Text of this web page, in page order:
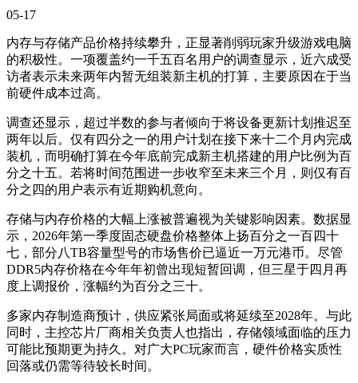
05-17
内存与存储产品价格持续攀升，正显著削弱玩家升级游戏电脑
的积极性。一项覆盖约一千五百名用户的调查显示，近六成受
访者表示未来两年内暂无组装新主机的打算，主要原因在于当
前硬件成本过高。
调查还显示，超过半数的参与者倾向于将设备更新计划推迟至
两年以后。仅有四分之一的用户计划在接下来十二个月内完成
装机，而明确打算在今年底前完成新主机搭建的用户比例为百
分之十五。若将时间范围进一步收窄至未来三个月，则仅有百
分之四的用户表示有近期购机意向。
存储与内存价格的大幅上涨被普遍视为关键影响因素。数据显
示，2026年第一季度固态硬盘价格整体上扬百分之一百四十
七，部分八TB容量型号的市场售价已逼近一万元港币。尽管
DDR5内存价格在今年年初曾出现短暂回调，但三星于四月再
度上调报价，涨幅约为百分之三十。
多家内存制造商预计，供应紧张局面或将延续至2028年。与此
同时，主控芯片厂商相关负责人也指出，存储领域面临的压力
可能比预期更为持久。对广大PC玩家而言，硬件价格实质性
回落或仍需等待较长时间。